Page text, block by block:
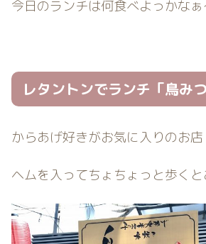
今日のランチは何食べよっかな
レタントンでランチ「鳥みつ
からあげ好きがお気に入りのお店
ヘムを入ってちょちょっと歩くと